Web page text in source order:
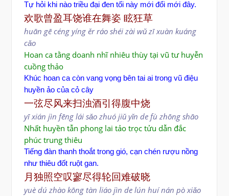
Tự hỏi khi nào triều đại đen tối này mới đổi mới đây.
欢歌曾盈耳饶谁在舞姿 眩狂草
huān gē céng yíng ěr ráo shéi zài wǔ zī xuàn kuáng
cǎo
Hoan ca tằng doanh nhĩ nhiêu thùy tại vũ tư huyễn
cuồng thảo
Khúc hoan ca còn vang vọng bên tai ai trong vũ điệu
huyền ảo của cỏ cây
一弦尽风来扫浊酒引得腹中烧
yī xián jìn fēng lái sǎo zhuó jiǔ yǐn de fù zhōng shāo
Nhất huyền tẫn phong lai tảo trọc tửu dẫn đắc
phúc trung thiêu
Tiếng đàn thanh thoắt trong gió, cạn chén rượu nồng
như thiêu đốt ruột gan.
月独照空叹寥尽得轮回难破晓
yuè dú zhào kōng tàn liáo jìn de lún huí nán pò xiǎo